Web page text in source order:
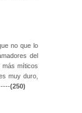
no que lo
del
más míticos
muy duro,
(250)